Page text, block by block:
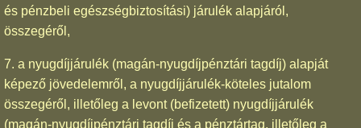
és pénzbeli egészségbiztosítási) járulék alapjáról,
összegéről,
7. a nyugdíjjárulék (magán-nyugdíjpénztári tagdíj) alapját
képező jövedelemről, a nyugdíjjárulék-köteles jutalom
összegéről, illetőleg a levont (befizetett) nyugdíjjárulék
(magán-nyugdíjpénztári tagdíj és a pénztártag, illetőleg a